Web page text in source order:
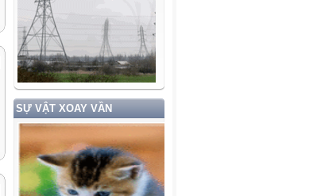
SỰ VẬT XOAY VẦN